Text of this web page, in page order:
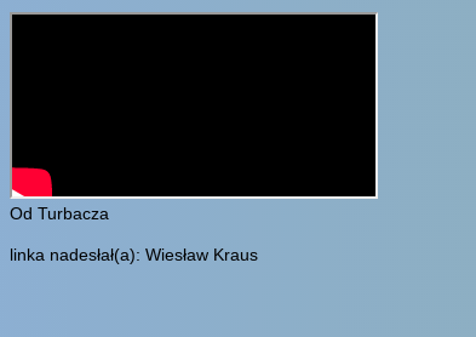
Od Turbacza
linka nadesłał(a): Wiesław Kraus